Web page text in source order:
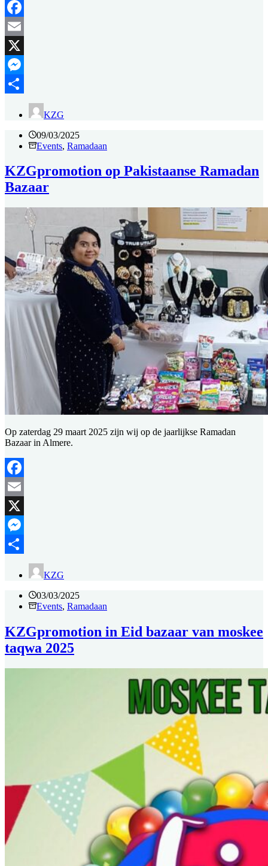
Facebook
Email
X
Messenger
KZG
09/03/2025
Events, Ramadaan
KZGpromotion op Pakistaanse Ramadan
Bazaar
Op zaterdag 29 maart 2025 zijn wij op de jaarlijkse Ramadan
Bazaar in Almere.
Facebook
Email
X
Messenger
KZG
03/03/2025
Events, Ramadaan
KZGpromotion in Eid bazaar van moskee
taqwa 2025